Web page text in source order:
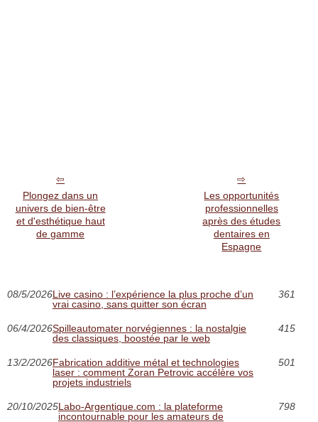
Plongez dans un
univers de bien-être
et d'esthétique haut
de gamme
Les opportunités
professionnelles
après des études
dentaires en
Espagne
08/5/2026Live casino : l’expérience la plus proche d’un
vrai casino, sans quitter son écran
361
06/4/2026Spilleautomater norvégiennes : la nostalgie
des classiques, boostée par le web
415
13/2/2026Fabrication additive métal et technologies
laser : comment Zoran Petrovic accélère vos
projets industriels
501
20/10/2025Labo-Argentique.com : la plateforme
incontournable pour les amateurs de
798